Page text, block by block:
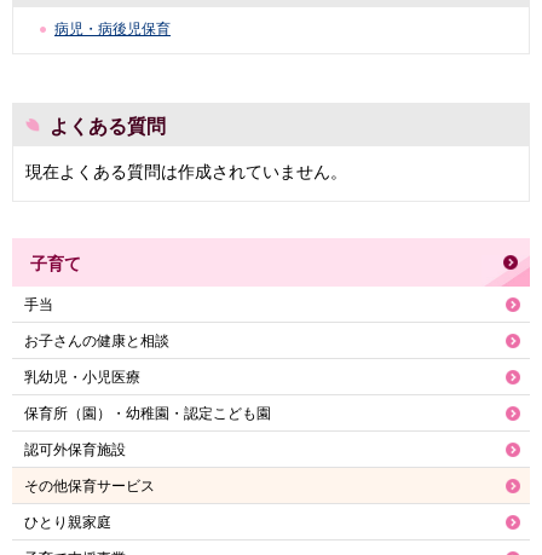
病児・病後児保育
よくある質問
現在よくある質問は作成されていません。
子育て
手当
お子さんの健康と相談
乳幼児・小児医療
保育所（園）・幼稚園・認定こども園
認可外保育施設
その他保育サービス
ひとり親家庭